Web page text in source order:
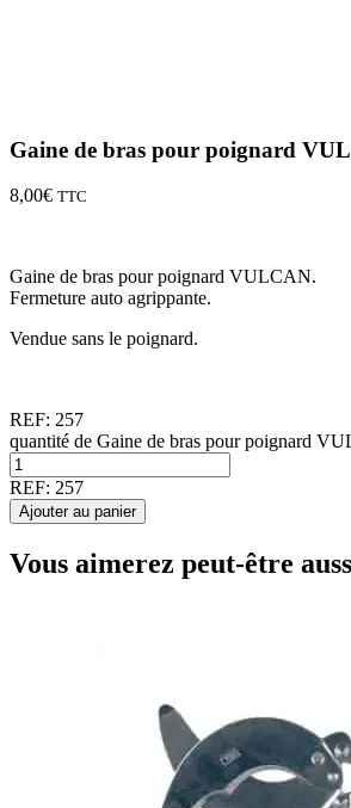
Gaine de bras pour poignard
8,00€ TTC
Gaine de bras pour poignard VULCAN.
Fermeture auto agrippante.
Vendue sans le poignard.
REF: 257
quantité de Gaine de bras pour poignard
REF: 257
Ajouter au panier
Vous aimerez peut-être